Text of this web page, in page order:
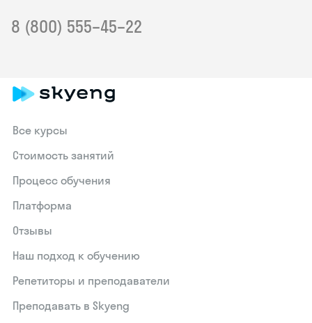
8 (800) 555–45–22
Все курсы
Стоимость занятий
Процесс обучения
Платформа
Отзывы
Наш подход к обучению
Репетиторы и преподаватели
Преподавать в Skyeng